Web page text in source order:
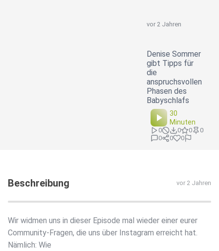
vor 2 Jahren
Denise Sommer
gibt Tipps für
die
anspruchsvollen
Phasen des
Babyschlafs
30
Minuten
0 0 0
0
0
0 0
Beschreibung vor 2 Jahren
Wir widmen uns in dieser Episode mal wieder einer eurer
Community-Fragen, die uns über Instagram erreicht hat.
Nämlich: Wie